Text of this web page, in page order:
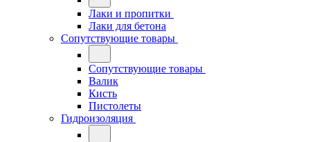
Лаки и пропитки
Лаки для бетона
Сопутствующие товары
Сопутствующие товары
Валик
Кисть
Пистолеты
Гидроизоляция